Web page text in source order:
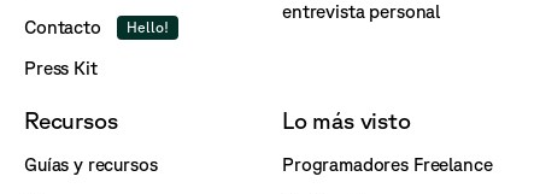
Contacto
Hello!
Press Kit
entrevista personal
Recursos
Guías y recursos
Lo más visto
Programadores Freelance